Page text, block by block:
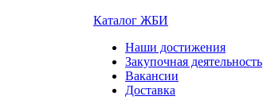
Каталог ЖБИ
Наши достижения
Закупочная деятельность
Вакансии
Доставка